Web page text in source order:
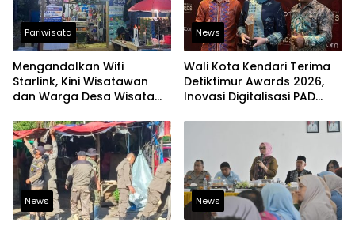
Pariwisata
Mengandalkan Wifi
Starlink, Kini Wisatawan
dan Warga Desa Wisata
Mengakses Transaksi
Digital
News
Wali Kota Kendari Terima
Detiktimur Awards 2026,
Inovasi Digitalisasi PAD
News News